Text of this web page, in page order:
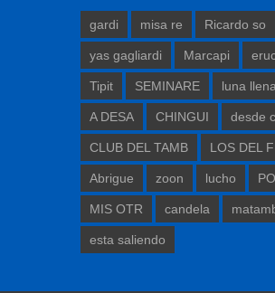
gardi misa re Ricardo so
yas gagliardi Marcapi
Tipit SEMINARE luna
A DESA CHINGUI desde
CLUB DEL TAMB LOS DEL
Abrigue zoon lucho
MIS OTR candela
esta saliendo